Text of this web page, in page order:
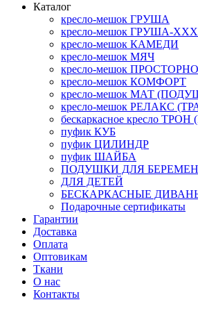
Каталог
кресло-мешок ГРУША
кресло-мешок ГРУША-
кресло-мешок КАМЕДИ
кресло-мешок МЯЧ
кресло-мешок
кресло-мешок КОМФОРТ
кресло-мешок МАТ
кресло-мешок РЕЛАКС
бескаркасное кресло ТРОН
пуфик КУБ
пуфик ЦИЛИНДР
пуфик ШАЙБА
ПОДУШКИ ДЛЯ
ДЛЯ ДЕТЕЙ
БЕСКАРКАСНЫЕ
Подарочные сертификаты
Гарантии
Доставка
Оплата
Оптовикам
Ткани
О нас
Контакты